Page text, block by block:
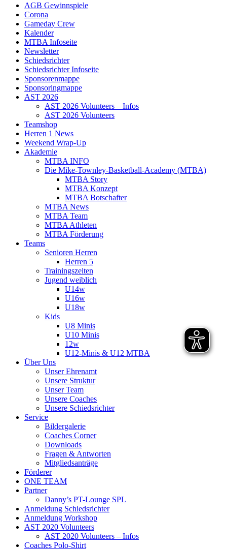
AGB Gewinnspiele
Corona
Gameday Crew
Kalender
MTBA Infoseite
Newsletter
Schiedsrichter
Schiedsrichter Infoseite
Sponsorenmappe
Sponsoringmappe
AST 2026
AST 2026 Volunteers – Infos
AST 2026 Volunteers
Teamshop
Herren 1 News
Weekend Wrap-Up
Akademie
MTBA INFO
Die Mike-Townley-Basketball-Academy (MTBA)
MTBA Story
MTBA Konzept
MTBA Botschafter
MTBA News
MTBA Team
MTBA Athleten
MTBA Förderung
Teams
Senioren Herren
Herren 5
Trainingszeiten
Jugend weiblich
U14w
U16w
U18w
Kids
U8 Minis
U10 Minis
12w
U12-Minis & U12 MTBA
Über Uns
Unser Ehrenamt
Unsere Struktur
Unser Team
Unsere Coaches
Unsere Schiedsrichter
Service
Bildergalerie
Coaches Corner
Downloads
Fragen & Antworten
Mitgliedsanträge
Förderer
ONE TEAM
Partner
Danny’s PT-Lounge SPL
Anmeldung Schiedsrichter
Anmeldung Workshop
AST 2020 Volunteers
AST 2020 Volunteers – Infos
Coaches Polo-Shirt